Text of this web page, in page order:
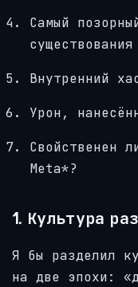
Самый
Внутренний
Урон,
Свойственен
Meta*?
1. Культура
Я бы разделил
на две эпохи: